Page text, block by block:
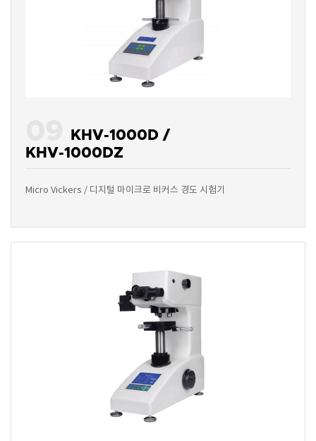
KHV-1000D /
KHV-1000DZ
Micro Vickers / 디지털 마이크로 비커스 경도 시험기